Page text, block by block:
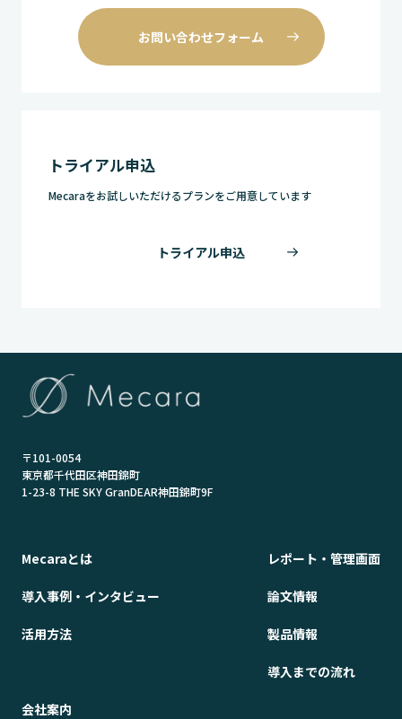
お問い合わせフォーム
トライアル申込
Mecaraをお試しいただけるプランをご用意しています
トライアル申込
〒101-0054
東京都千代田区神田錦町
1-23-8 THE SKY GranDEAR神田錦町9F
Mecaraとは
導入事例・インタビュー
活用方法
レポート・管理画面
論文情報
製品情報
導入までの流れ
会社案内